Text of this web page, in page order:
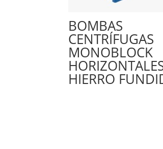
BOMBAS
CENTRÍFUGAS
MONOBLOCK
HIERRO